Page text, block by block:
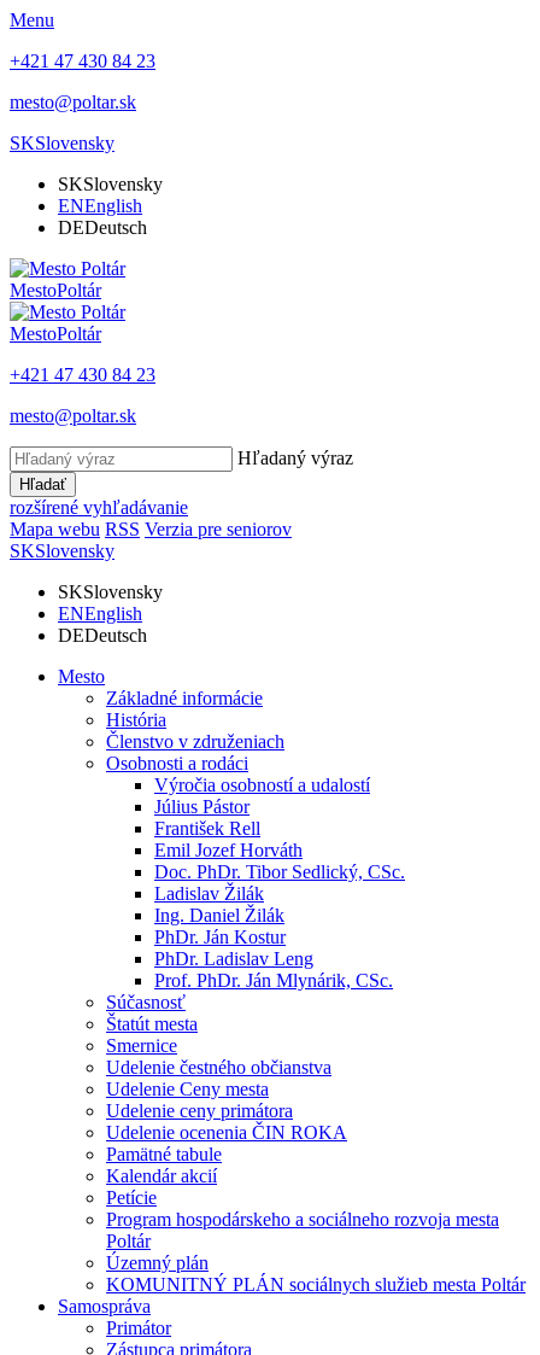
Menu
+421 47 430 84 23
mesto@poltar.sk
SKSlovensky
SKSlovensky
ENEnglish
DEDeutsch
MestoPoltár
MestoPoltár
+421 47 430 84 23
mesto@poltar.sk
Hľadaný výraz
Hľadať
rozšírené vyhľadávanie
Mapa webu RSS Verzia pre seniorov
SKSlovensky
SKSlovensky
ENEnglish
DEDeutsch
Mesto
Základné informácie
História
Členstvo v združeniach
Osobnosti a rodáci
Výročia osobností a udalostí
Július Pástor
František Rell
Emil Jozef Horváth
Doc. PhDr. Tibor Sedlický, CSc.
Ladislav Žilák
Ing. Daniel Žilák
PhDr. Ján Kostur
PhDr. Ladislav Leng
Prof. PhDr. Ján Mlynárik, CSc.
Súčasnosť
Štatút mesta
Smernice
Udelenie čestného občianstva
Udelenie Ceny mesta
Udelenie ceny primátora
Udelenie ocenenia ČIN ROKA
Pamätné tabule
Kalendár akcií
Petície
Program hospodárskeho a sociálneho rozvoja mesta
Poltár
Územný plán
KOMUNITNÝ PLÁN sociálnych služieb mesta Poltár
Samospráva
Primátor
Zástupca primátora